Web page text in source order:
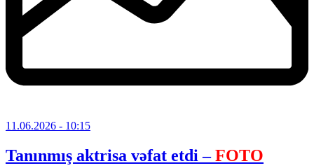
11.06.2026 - 10:15
Tanınmış aktrisa vəfat etdi –FOTO